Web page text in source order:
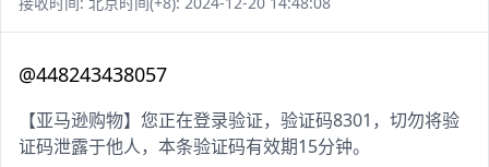
@448243438057
【亚马逊购物】您正在登录验证，验证码8301，切勿将验
证码泄露于他人，本条验证码有效期15分钟。